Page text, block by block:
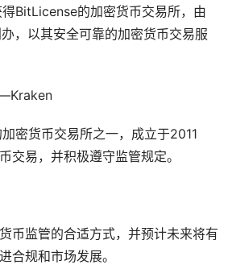
BitLicense的加密货币交易所，由
，以其安全可靠的加密货币交易服
密货币交易所之一，成立于2011
交易，并积极遵守监管规定。
币监管的合适方式，并预计未来将有
合规和市场发展。